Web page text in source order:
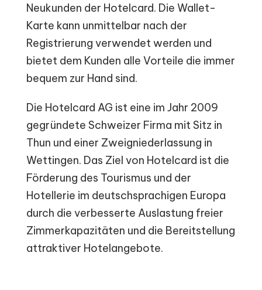
Neukunden der Hotelcard. Die Wallet-
Karte kann unmittelbar nach der
Registrierung verwendet werden und
bietet dem Kunden alle Vorteile die immer
bequem zur Hand sind.
Die Hotelcard AG ist eine im Jahr 2009
gegründete Schweizer Firma mit Sitz in
Thun und einer Zweigniederlassung in
Wettingen. Das Ziel von Hotelcard ist die
Förderung des Tourismus und der
Hotellerie im deutschsprachigen Europa
durch die verbesserte Auslastung freier
Zimmerkapazitäten und die Bereitstellung
attraktiver Hotelangebote.